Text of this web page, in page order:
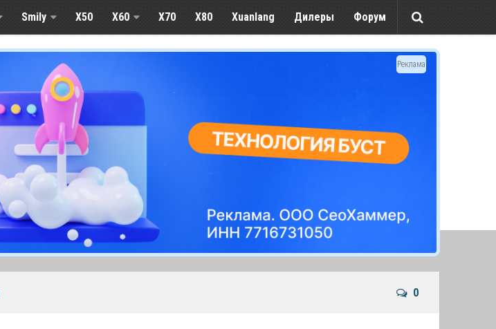
Smily X50 X60 Х70 X80 Xuanlang Дилеры Форум
Реклама
0